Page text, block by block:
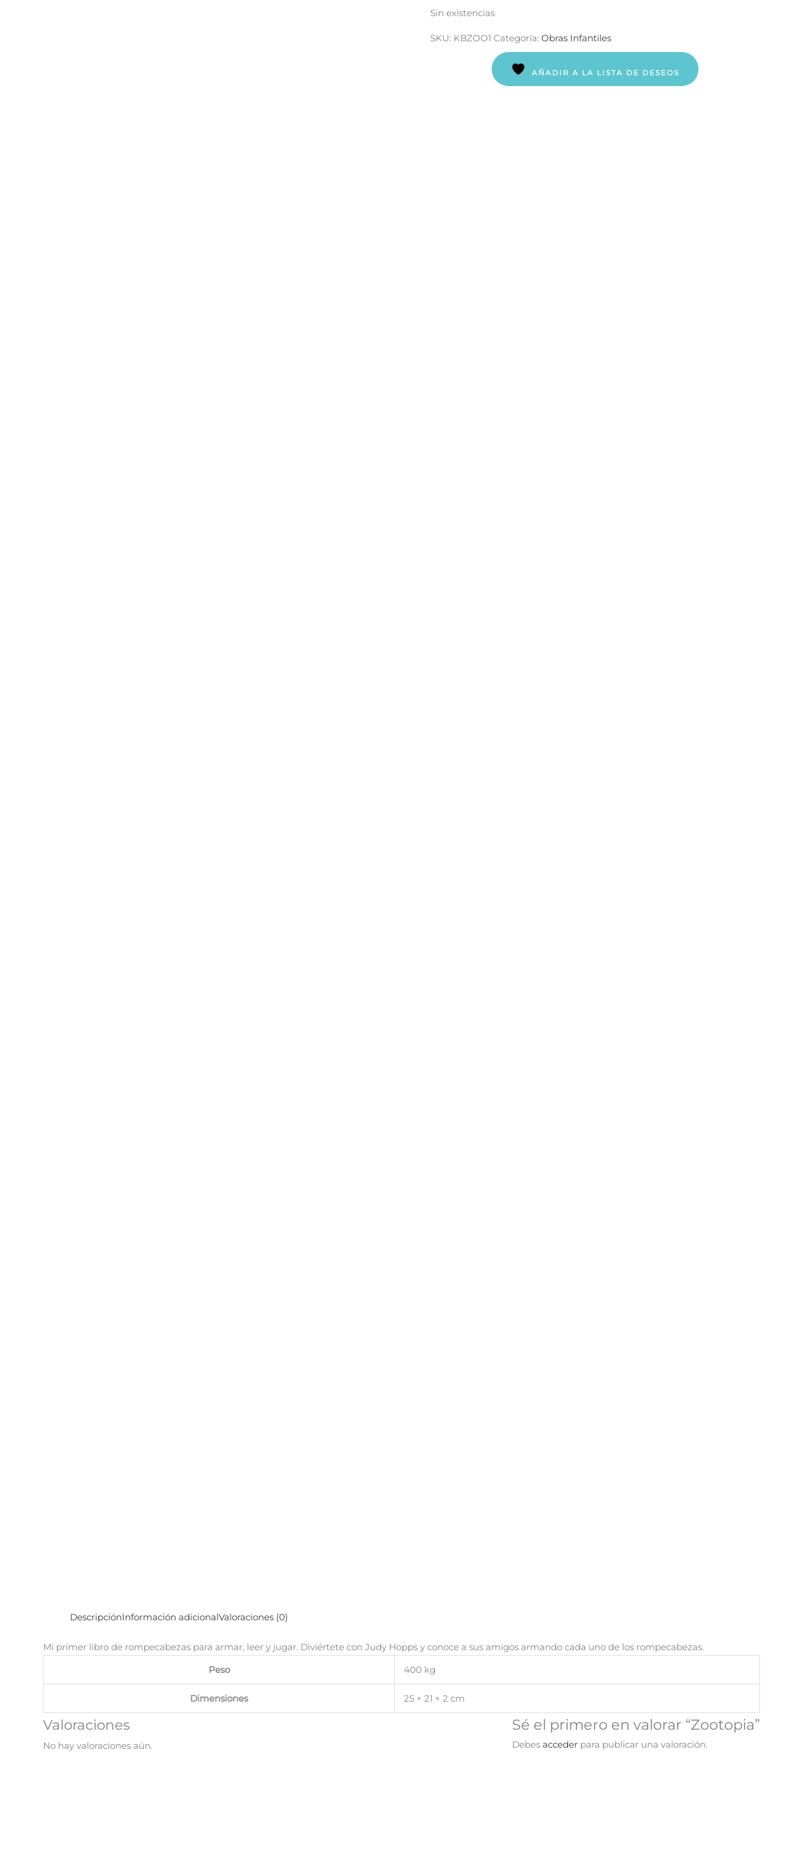
Sin existencias
SKU: KBZOO1 Categoría: Obras Infantiles
AÑADIR A LA LISTA DE DESEOS
DescripciónInformación adicionalValoraciones (0)
Mi primer libro de rompecabezas para armar, leer y jugar. Diviértete con Judy Hopps y conoce a sus amigos armando cada uno de los rompecabezas.
Peso
400 kg
Dimensiones 25 × 21 × 2 cm
Valoraciones
No hay valoraciones aún.
Sé el primero en valorar “Zootopia”
Debes acceder para publicar una valoración.